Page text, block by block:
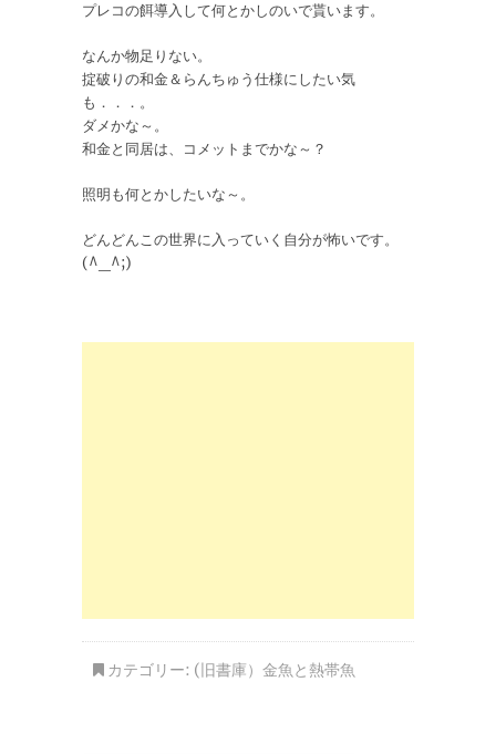
プレコの餌導入して何とかしのいで貰います。
なんか物足りない。
掟破りの和金＆らんちゅう仕様にしたい気
も．．．。
ダメかな～。
和金と同居は、コメットまでかな～？
照明も何とかしたいな～。
どんどんこの世界に入っていく自分が怖いです。
(^_^;)
カテゴリー: (旧書庫）金魚と熱帯魚